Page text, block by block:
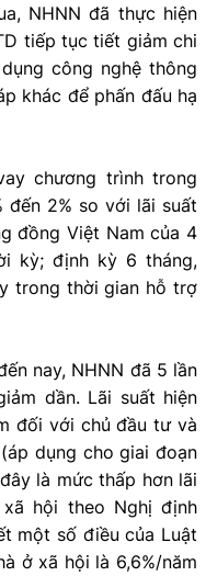
NHNN đã thực hiện
tiếp tục tiết giảm chi
công nghệ thông
khác để phấn đấu hạ
chương trình trong
đến 2% so với lãi suất
đồng Việt Nam của 4
kỳ; định kỳ 6 tháng,
trong thời gian hỗ trợ
nay, NHNN đã 5 lần
dần. Lãi suất hiện
đối với chủ đầu tư và
dụng cho giai đoạn
là mức thấp hơn lãi
hội theo Nghị định
một số điều của Luật
ở xã hội là 6,6%/năm